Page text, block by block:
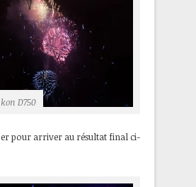
D750
pour arriver au résultat final ci-